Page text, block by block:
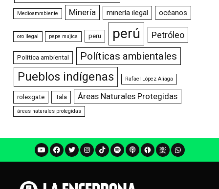
Medioammbiente Minería minería ilegal océanos
oro ilegal pepe mujica peru perú Petróleo
Política ambiental Políticas ambientales
Pueblos indígenas Rafael López Aliaga
rolexgate Tala Áreas Naturales Protegidas
áreas naturales protegidas